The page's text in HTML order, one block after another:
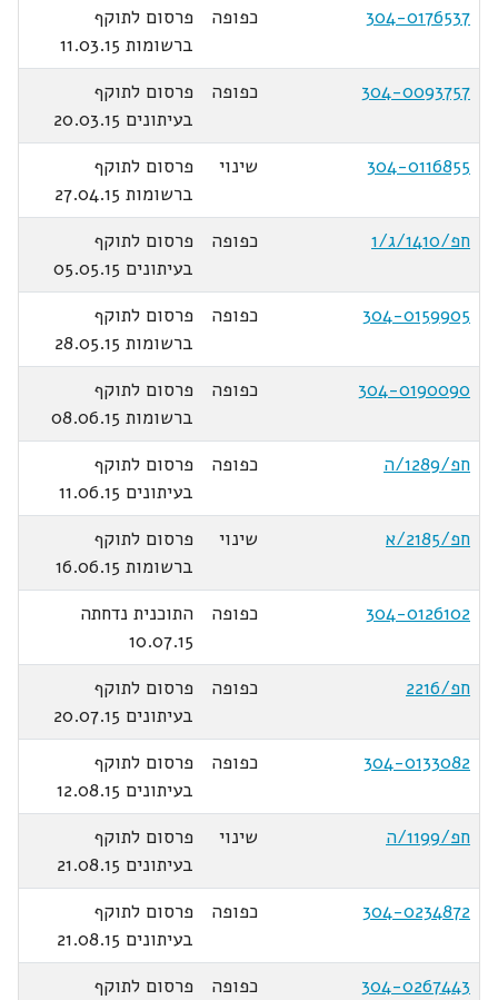
304-0176537
כפופה
פרסום לתוקף
ברשומות 11.03.15
304-0093757
כפופה
פרסום לתוקף
בעיתונים 20.03.15
304-0116855
שינוי
פרסום לתוקף
ברשומות 27.04.15
חפ/1410/ג/1
כפופה
פרסום לתוקף
בעיתונים 05.05.15
304-0159905
כפופה
פרסום לתוקף
ברשומות 28.05.15
304-0190090
כפופה
פרסום לתוקף
ברשומות 08.06.15
חפ/1289/ה
כפופה
פרסום לתוקף
בעיתונים 11.06.15
חפ/2185/א
שינוי
פרסום לתוקף
ברשומות 16.06.15
304-0126102
כפופה
התוכנית נדחתה
10.07.15
חפ/2216
כפופה
פרסום לתוקף
בעיתונים 20.07.15
304-0133082
כפופה
פרסום לתוקף
בעיתונים 12.08.15
חפ/1199/ה
שינוי
פרסום לתוקף
בעיתונים 21.08.15
304-0234872
כפופה
פרסום לתוקף
בעיתונים 21.08.15
304-0267443
כפופה
פרסום לתוקף